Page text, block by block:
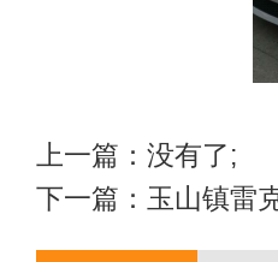
上一篇：没有了;
下一篇： 玉山镇雷